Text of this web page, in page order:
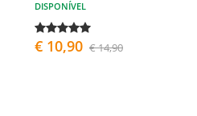
DISPONÍVEL
€ 10,90 € 14,90